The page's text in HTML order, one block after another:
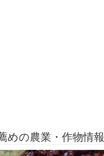
めの農業・作物情報